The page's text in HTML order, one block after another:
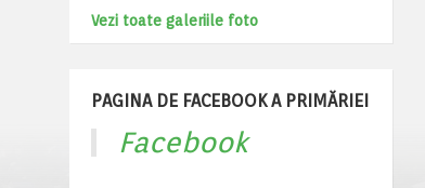
Vezi toate galeriile foto
PAGINA DE FACEBOOK A PRIMĂRIEI
Facebook